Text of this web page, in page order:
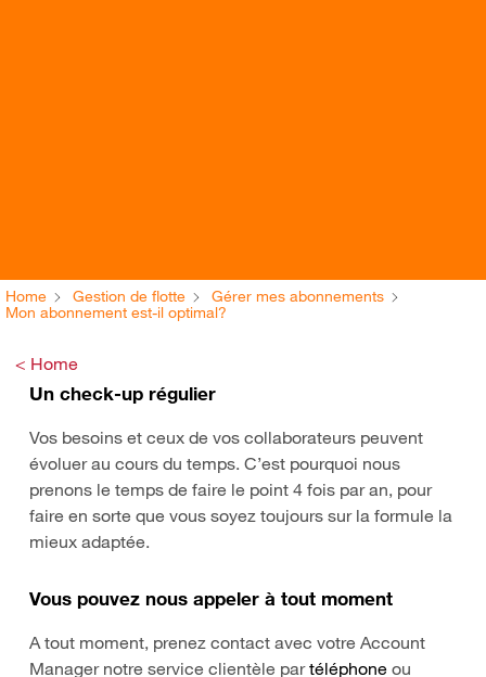
Home Gestion de flotte
Gérer mes abonnements
Mon abonnement est-il optimal?
< Home
Un check-up régulier
Vos besoins et ceux de vos collaborateurs peuvent
évoluer au cours du temps. C’est pourquoi nous
prenons le temps de faire le point 4 fois par an, pour
faire en sorte que vous soyez toujours sur la formule la
mieux adaptée.
Vous pouvez nous appeler à tout moment
A tout moment, prenez contact avec votre Account
Manager notre service clientèle partéléphoneou